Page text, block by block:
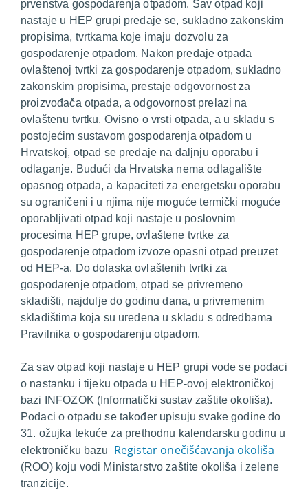
prvenstva gospodarenja otpadom. Sav otpad koji
nastaje u HEP grupi predaje se, sukladno zakonskim
propisima, tvrtkama koje imaju dozvolu za
gospodarenje otpadom. Nakon predaje otpada
ovlaštenoj tvrtki za gospodarenje otpadom, sukladno
zakonskim propisima, prestaje odgovornost za
proizvođača otpada, a odgovornost prelazi na
ovlaštenu tvrtku. Ovisno o vrsti otpada, a u skladu s
postojećim sustavom gospodarenja otpadom u
Hrvatskoj, otpad se predaje na daljnju oporabu i
odlaganje. Budući da Hrvatska nema odlagalište
opasnog otpada, a kapaciteti za energetsku oporabu
su ograničeni i u njima nije moguće termički moguće
oporabljivati otpad koji nastaje u poslovnim
procesima HEP grupe, ovlaštene tvrtke za
gospodarenje otpadom izvoze opasni otpad preuzet
od HEP-a. Do dolaska ovlaštenih tvrtki za
gospodarenje otpadom, otpad se privremeno
skladišti, najdulje do godinu dana, u privremenim
skladištima koja su uređena u skladu s odredbama
Pravilnika o gospodarenju otpadom.
Za sav otpad koji nastaje u HEP grupi vode se podaci
o nastanku i tijeku otpada u HEP-ovoj elektroničkoj
bazi INFOZOK (Informatički sustav zaštite okoliša).
Podaci o otpadu se također upisuju svake godine do
31. ožujka tekuće za prethodnu kalendarsku godinu u
elektroničku bazu Registar onečišćavanja okoliša
(ROO) koju vodi Ministarstvo zaštite okoliša i zelene
tranzicije.